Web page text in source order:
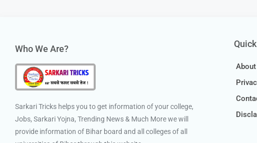
Who We Are?
Sarkari Tricks helps you to get information of your college,
Jobs, Sarkari Yojna, Trending News & Much More we will
provide information of Bihar board and all colleges of all